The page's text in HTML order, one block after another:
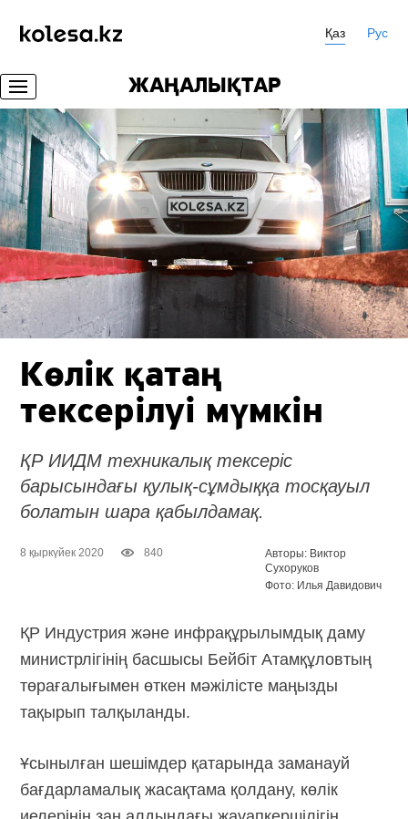
Қаз Рус
ЖАҢАЛЫҚТАР
Көлік қатаң
тексерілуі мүмкін
ҚР ИИДМ техникалық тексеріс
барысындағы қулық-сұмдыққа тосқауыл
болатын шара қабылдамақ.
8 қыркүйек 2020 840
Авторы: Виктор
Сухоруков
Фото: Илья Давидович
ҚР Индустрия және инфрақұрылымдық даму
министрлігінің басшысы Бейбіт Атамқұловтың
төрағалығымен өткен мәжілісте маңызды
тақырып талқыланды.
Ұсынылған шешімдер қатарында заманауй
бағдарламалық жасақтама қолдану, көлік